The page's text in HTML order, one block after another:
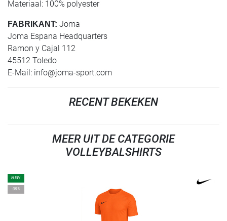
Materiaal: 100% polyester
FABRIKANT: Joma
Joma Espana Headquarters
Ramon y Cajal 112
45512 Toledo
E-Mail: info@joma-sport.com
RECENT BEKEKEN
MEER UIT DE CATEGORIE
VOLLEYBALSHIRTS
NEW
-35%